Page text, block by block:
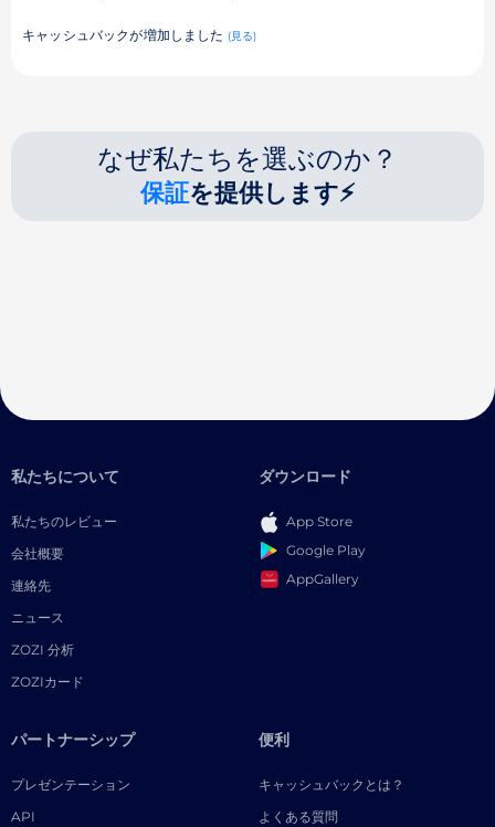
キャッシュバックが増加しました (見る)
なぜ私たちを選ぶのか？
保証を提供します⚡
私たちについて
私たちのレビュー
会社概要
連絡先
ニュース
ZOZI 分析
ZOZIカード
ダウンロード
App Store
Google Play
AppGallery
パートナーシップ
プレゼンテーション
API
便利
キャッシュバックとは？
よくある質問